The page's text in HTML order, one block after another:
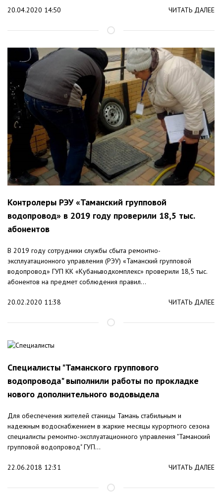
20.04.2020 14:50 ЧИТАТЬ ДАЛЕЕ
Контролеры РЭУ «Таманский групповой
водопровод» в 2019 году проверили 18,5 тыс.
абонентов
В 2019 году сотрудники службы сбыта ремонтно-
эксплуатационного управления (РЭУ) «Таманский групповой
водопровод» ГУП КК «Кубаньводкомплекс» проверили 18,5 тыс.
абонентов на предмет соблюдения правил...
20.02.2020 11:38 ЧИТАТЬ ДАЛЕЕ
Специалисты "Таманского группового
водопровода" выполнили работы по прокладке
нового дополнительного водовыдела
Для обеспечения жителей станицы Тамань стабильным и
надежным водоснабжением в жаркие месяцы курортного сезона
специалисты ремонтно-эксплуатационного управления "Таманский
групповой водопровод" ГУП...
22.06.2018 12:31 ЧИТАТЬ ДАЛЕЕ